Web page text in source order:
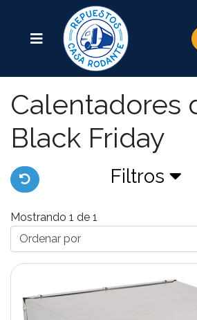
Calentadores
Black Friday
Filtros
Mostrando 1 de 1